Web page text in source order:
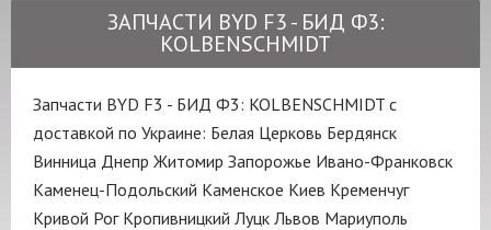
ЗАПЧАСТИ BYD F3 - БИД Ф3:
KOLBENSCHMIDT
Запчасти BYD F3 - БИД Ф3: KOLBENSCHMIDT с
доставкой по Украине: Белая Церковь Бердянск
Винница Днепр Житомир Запорожье Ивано-Франковск
Каменец-Подольский Каменское Киев Кременчуг
Кривой Рог Кропивницкий Луцк Львов Мариуполь